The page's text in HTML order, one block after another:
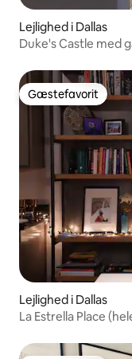
Lejlighed i Dallas
Gæstefavorit
Gæstefavorit
Lejlighed i Dallas
La Estrella Place